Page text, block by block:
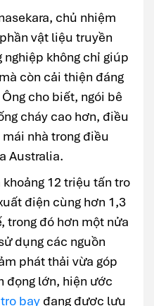
chủ nhiệm
vật liệu truyền
không chỉ giúp
còn cải thiện đáng
cho biết, ngói bê
cháy cao hơn, điều
nhà trong điều
Australia.
12 triệu tấn tro
điện cùng hơn 1,3
trong đó hơn một nửa
dụng các nguồn
phát thải vừa góp
đọng lớn, hiện ước
tro bay đang được lưu